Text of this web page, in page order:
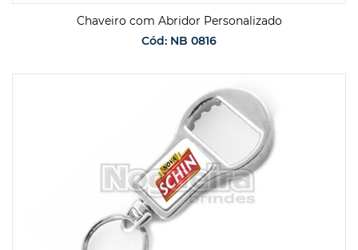
Chaveiro com Abridor Personalizado
Cód: NB 0816
SOLICITAR ORÇAMENTO